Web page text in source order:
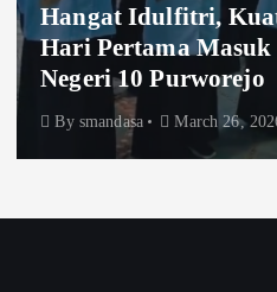
Komitmen:
Kerja di SMA
508 views